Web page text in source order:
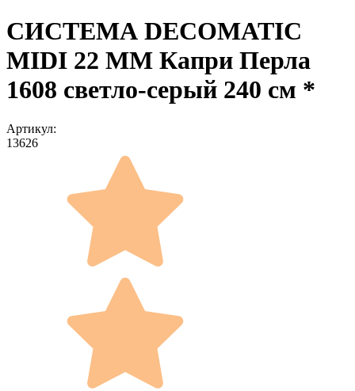
СИСТЕМА DECOMATIC
MIDI 22 ММ Капри Перла
1608 светло-серый 240 см *
Артикул:
13626